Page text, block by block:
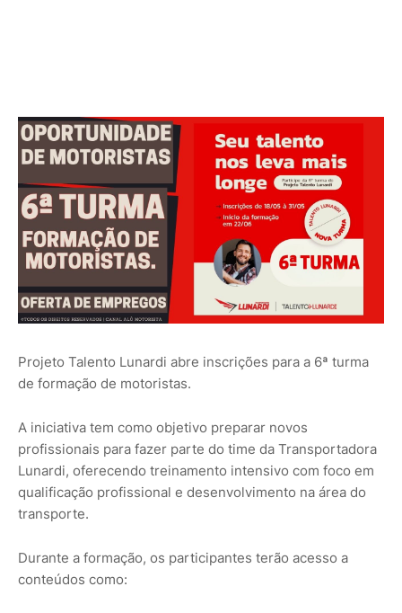
Projeto Talento Lunardi abre inscrições para a 6ª turma
de formação de motoristas.
A iniciativa tem como objetivo preparar novos
profissionais para fazer parte do time da Transportadora
Lunardi, oferecendo treinamento intensivo com foco em
qualificação profissional e desenvolvimento na área do
transporte.
Durante a formação, os participantes terão acesso a
conteúdos como: